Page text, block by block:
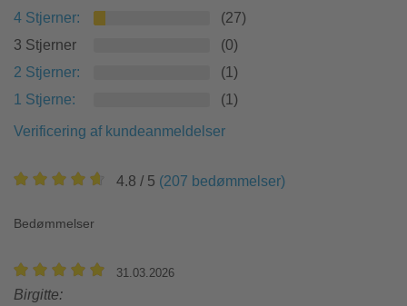
4 Stjerner: (27)
3 Stjerner
(0)
2 Stjerner: (1 )
1 Stjerne: (1 )
Verificering af kundeanmeldelser
4.8 / 5 (207 bedømmelser)
Bedømmelser
31.03.2026
Birgitte: